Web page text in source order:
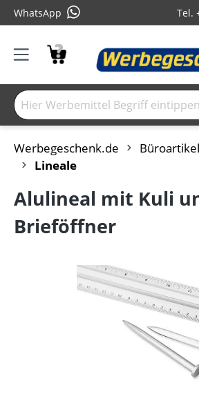
WhatsApp Tel.
Werbegeschenk.de
Lineale
Alulineal mit Kuli
Brieföffner